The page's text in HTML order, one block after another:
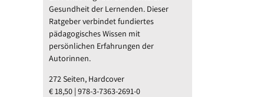
Gesundheit der Lernenden. Dieser
Ratgeber verbindet fundiertes
pädagogisches Wissen mit
persönlichen Erfahrungen der
Autorinnen.
272 Seiten, Hardcover
€ 18,50 | 978-3-7363-2691-0